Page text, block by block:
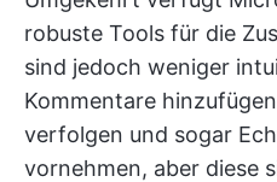
robuste Tools für die
sind jedoch weniger
Kommentare
verfolgen und sogar
vornehmen, aber diese